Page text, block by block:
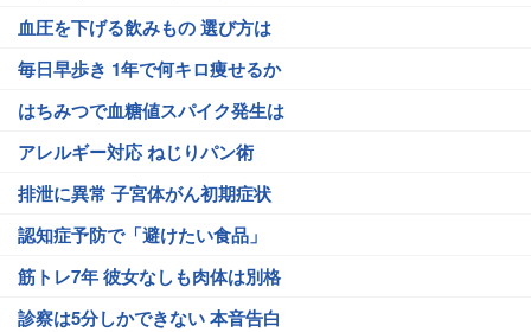
血圧を下げる飲みもの 選び方は
毎日早歩き 1年で何キロ痩せるか
はちみつで血糖値スパイク発生は
アレルギー対応 ねじりパン術
排泄に異常 子宮体がん初期症状
認知症予防で「避けたい食品」
筋トレ7年 彼女なしも肉体は別格
診察は5分しかできない 本音告白